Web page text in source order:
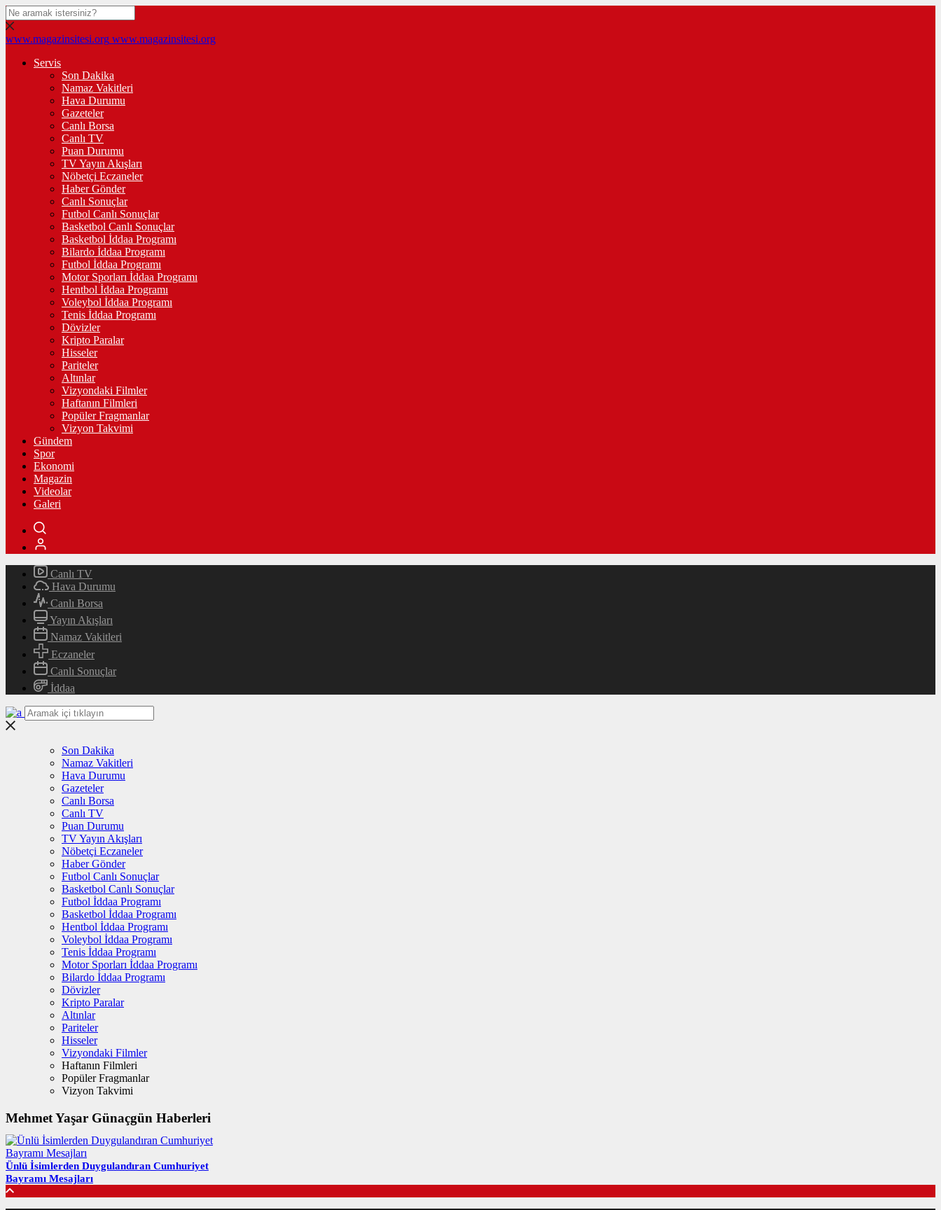
www.magazinsitesi.org www.magazinsitesi.org
Servis
Son Dakika
Namaz Vakitleri
Hava Durumu
Gazeteler
Canlı Borsa
Canlı TV
Puan Durumu
TV Yayın Akışları
Nöbetçi Eczaneler
Haber Gönder
Canlı Sonuçlar
Futbol Canlı Sonuçlar
Basketbol Canlı Sonuçlar
Basketbol İddaa Programı
Bilardo İddaa Programı
Futbol İddaa Programı
Motor Sporları İddaa Programı
Hentbol İddaa Programı
Voleybol İddaa Programı
Tenis İddaa Programı
Dövizler
Kripto Paralar
Hisseler
Pariteler
Altınlar
Vizyondaki Filmler
Haftanın Filmleri
Popüler Fragmanlar
Vizyon Takvimi
Gündem
Spor
Ekonomi
Magazin
Videolar
Galeri
Canlı TV
Hava Durumu
Canlı Borsa
Yayın Akışları
Namaz Vakitleri
Eczaneler
Canlı Sonuçlar
İddaa
Son Dakika
Namaz Vakitleri
Hava Durumu
Gazeteler
Canlı Borsa
Canlı TV
Puan Durumu
TV Yayın Akışları
Nöbetçi Eczaneler
Haber Gönder
Futbol Canlı Sonuçlar
Basketbol Canlı Sonuçlar
Futbol İddaa Programı
Basketbol İddaa Programı
Hentbol İddaa Programı
Voleybol İddaa Programı
Tenis İddaa Programı
Motor Sporları İddaa Programı
Bilardo İddaa Programı
Dövizler
Kripto Paralar
Altınlar
Pariteler
Hisseler
Vizyondaki Filmler
Haftanın Filmleri
Popüler Fragmanlar
Vizyon Takvimi
Mehmet Yaşar Günaçgün Haberleri
Ünlü İsimlerden Duygulandıran Cumhuriyet
Bayramı Mesajları